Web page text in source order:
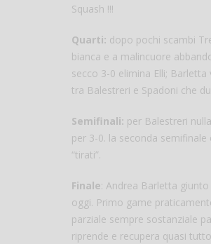
Squash !!!
Quarti: dopo pochi scambi
bianca e a malincuore
secco 3-0 elimina Elli;
tra Balestreri e Spadoni che
Semifinali: per Balestreri
per 3-0. la seconda
“tirati”.
Finale: Andrea Barletta
oggi. Primo game
parziale sempre sostanziale
riprende e recupera quasi